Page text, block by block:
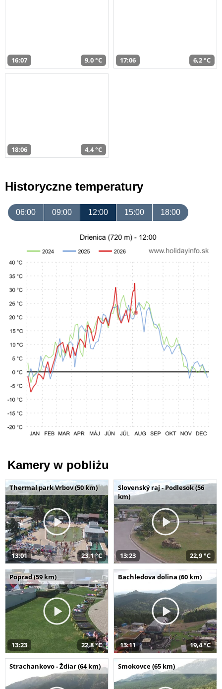
16:07 9,0 °C 17:06 6,2 °C
18:06 4,4 °C
Historyczne temperatury
06:00 09:00 12:00 15:00 18:00
Kamery w pobliżu
Thermal park Vrbov (50 km)
13:01 23,1 °C
Slovenský raj - Podlesok (56
km)
13:23 22,9 °C
Poprad (59 km)
13:23 22,8 °C
Bachledova dolina (60 km)
13:11 19,4 °C
Strachankovo - Ždiar (64 km) Smokovce (65 km)